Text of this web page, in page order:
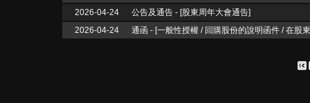
2026-04-24
公告及通告 - [股東周年大會通告]
2026-04-24
通函 - [一般性授權 / 回購股份的說明函件 / 在股